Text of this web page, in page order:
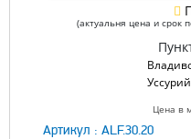
(актуальня цена и срок
Цена в
Артикул : ALF.30.20